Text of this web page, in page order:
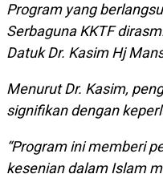
Program yang
Serbaguna KKTF
Datuk Dr. Kasim Hj
Menurut Dr. Kasim,
signifikan dengan
“Program ini memberi
kesenian dalam Islam